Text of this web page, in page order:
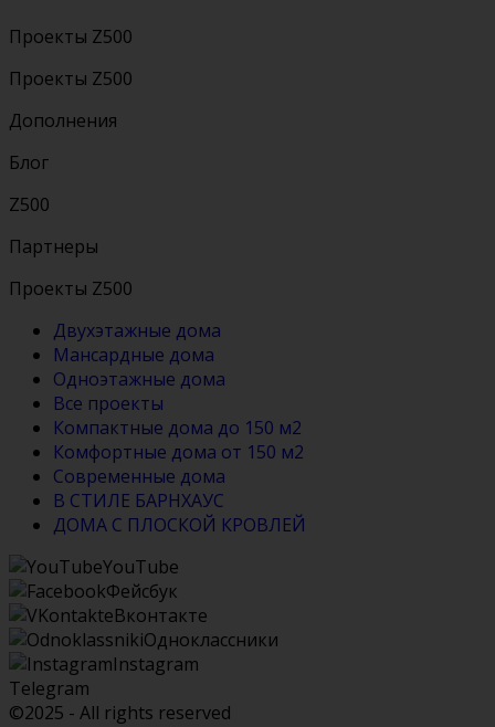
Проекты Z500
Проекты Z500
Дополнения
Блог
Z500
Партнеры
Проекты Z500
Двухэтажные дома
Мансардные дома
Одноэтажные дома
Все проекты
Компактные дома до 150 м2
Комфортные дома от 150 м2
Современные дома
В СТИЛЕ БАРНХАУС
ДОМА С ПЛОСКОЙ КРОВЛЕЙ
YouTube
Фейсбук
Вконтакте
Одноклассники
Instagram
Telegram
©2025 - All rights reserved